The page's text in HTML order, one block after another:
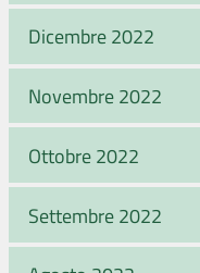
Dicembre 2022
Novembre 2022
Ottobre 2022
Settembre 2022